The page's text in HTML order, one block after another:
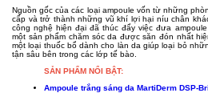
Nguồn gốc của các loại ampoule vốn từ những
cấp và trở thành những vũ khí lợi hại níu chân
công nghệ hiện đại đã thúc đẩy việc đưa
một sản phẩm chăm sóc da được săn đón nhất
một loại thuốc bổ dành cho làn da giúp loại bỏ
tận sâu bên trong các lớp tế bào.
SẢN PHẨM NỔI BẬT:
Ampoule trắng sáng da MartiDerm DSP-